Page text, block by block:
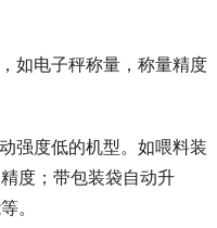
如电子秤称量，称量精度
强度低的机型。如喂料装
度；带包装袋自动升
。